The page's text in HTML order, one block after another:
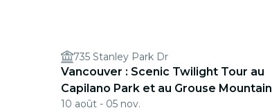
735 Stanley Park Dr
Vancouver : Scenic Twilight Tour au
Capilano Park et au Grouse Mountain
10 août - 05 nov.